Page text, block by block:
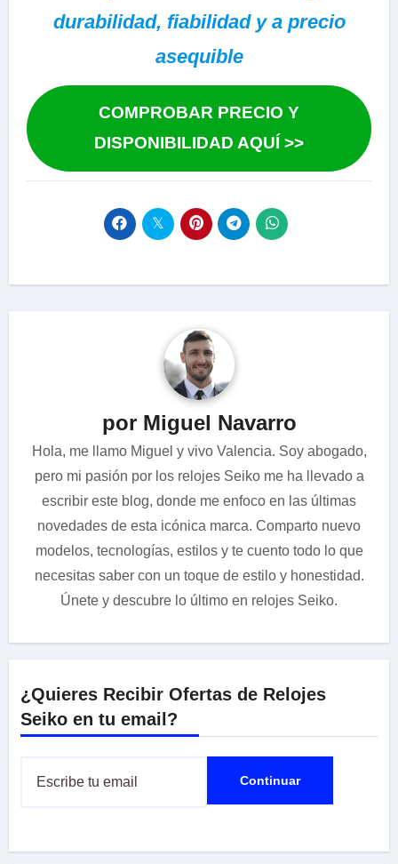
durabilidad, fiabilidad y a precio
asequible
COMPROBAR PRECIO Y
DISPONIBILIDAD AQUÍ >>
por Miguel Navarro
Hola, me llamo Miguel y vivo Valencia. Soy abogado,
pero mi pasión por los relojes Seiko me ha llevado a
escribir este blog, donde me enfoco en las últimas
novedades de esta icónica marca. Comparto nuevo
modelos, tecnologías, estilos y te cuento todo lo que
necesitas saber con un toque de estilo y honestidad.
Únete y descubre lo último en relojes Seiko.
¿Quieres Recibir Ofertas de Relojes
Seiko en tu email?